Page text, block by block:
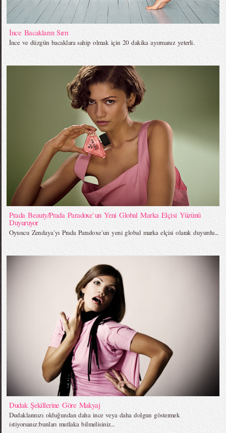
İnce Bacakların Sırrı
İnce ve düzgün bacaklara sahip olmak için 20 dakika ayırmanız yeterli.
Prada Beauty/Prada Paradoxe`un Yeni Global Marka Elçisi Yüzünü
Duyuruyor
Oyuncu Zendaya`yı Prada Paradoxe`un yeni global marka elçisi olarak duyurdu...
Dudak Şekillerine Göre Makyaj
Dudaklarınızı olduğundan daha ince veya daha dolgun göstermek
istiyorsanız:bunları mutlaka bilmelisiniz...